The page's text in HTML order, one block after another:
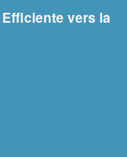
vers la